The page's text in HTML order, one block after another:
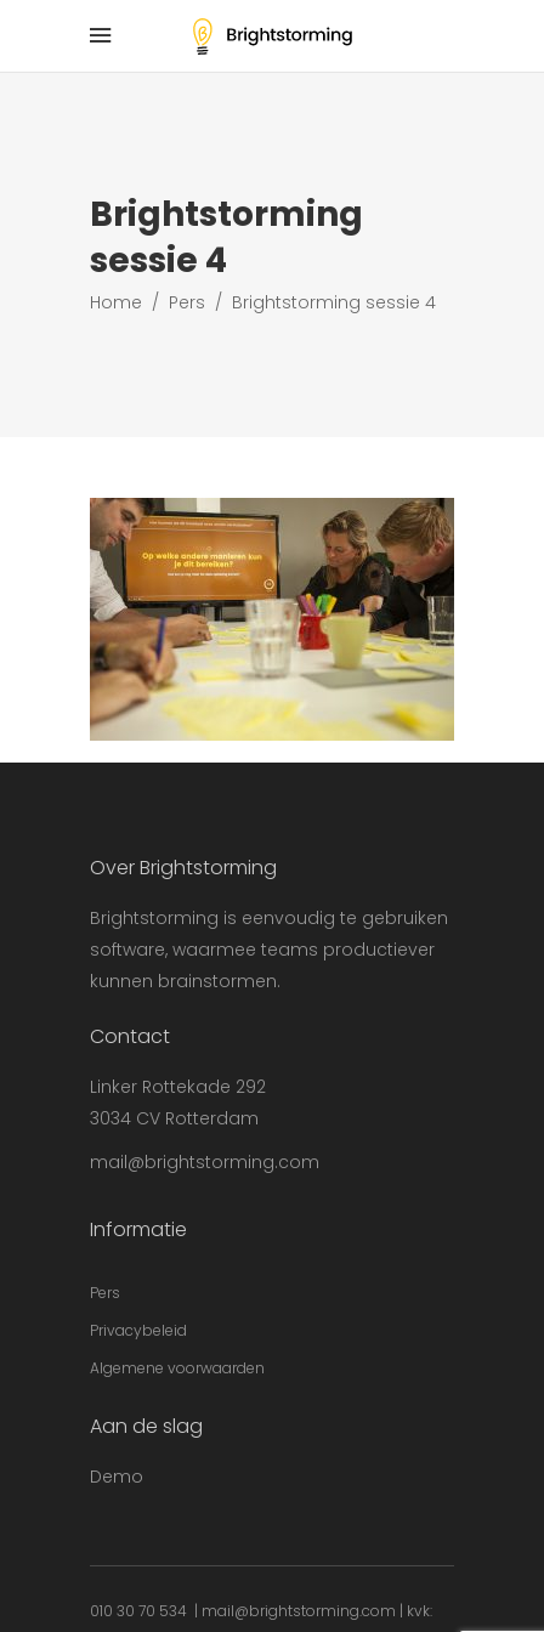
Brightstorming
sessie 4
Home / Pers / Brightstorming sessie 4
Over Brightstorming
Brightstorming is eenvoudig te gebruiken
software, waarmee teams productiever
kunnen brainstormen.
Contact
Linker Rottekade 292
3034 CV Rotterdam
mail@brightstorming.com
Informatie
Pers
Privacybeleid
Algemene voorwaarden
Aan de slag
Demo
010 30 70 534 | mail@brightstorming.com | kvk: